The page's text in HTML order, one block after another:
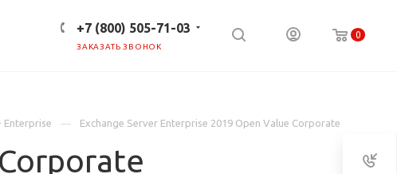
0
+7 (800) 505-71-03
ЗАКАЗАТЬ ЗВОНОК
Enterprise Exchange Server Enterprise 2019 Open Value Corporate